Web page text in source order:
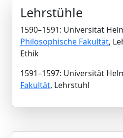
Lehrstühle
1590–1591: Universität
Philosophische Fakultät,
Ethik
1591–1597: Universität
Fakultät, Lehrstuhl